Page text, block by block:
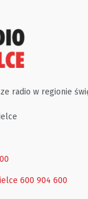
radio w regionie
600 904 600